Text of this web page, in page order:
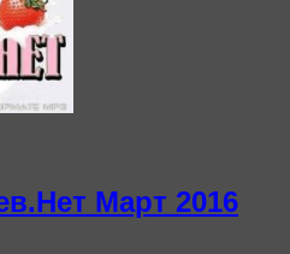
Март 2016